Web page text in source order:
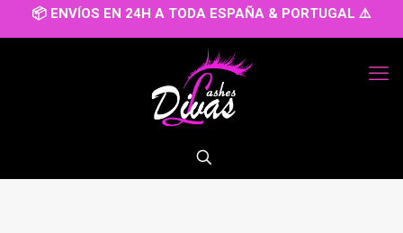
📦 ENVÍOS EN 24H A TODA ESPAÑA & PORTUGAL ⚠️